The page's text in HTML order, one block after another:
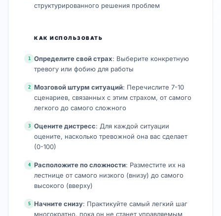
структурированного решения проблем
КАК ИСПОЛЬЗОВАТЬ
1 Определите свой страх: Выберите конкретную
тревогу или фобию для работы
2 Мозговой штурм ситуаций: Перечислите 7-10
сценариев, связанных с этим страхом, от самого
легкого до самого сложного
3 Оцените дистресс: Для каждой ситуации
оцените, насколько тревожной она вас сделает
(0-100)
4 Расположите по сложности: Разместите их на
лестнице от самого низкого (внизу) до самого
высокого (вверху)
5 Начните снизу: Практикуйте самый легкий шаг
многократно, пока он не станет управляемым